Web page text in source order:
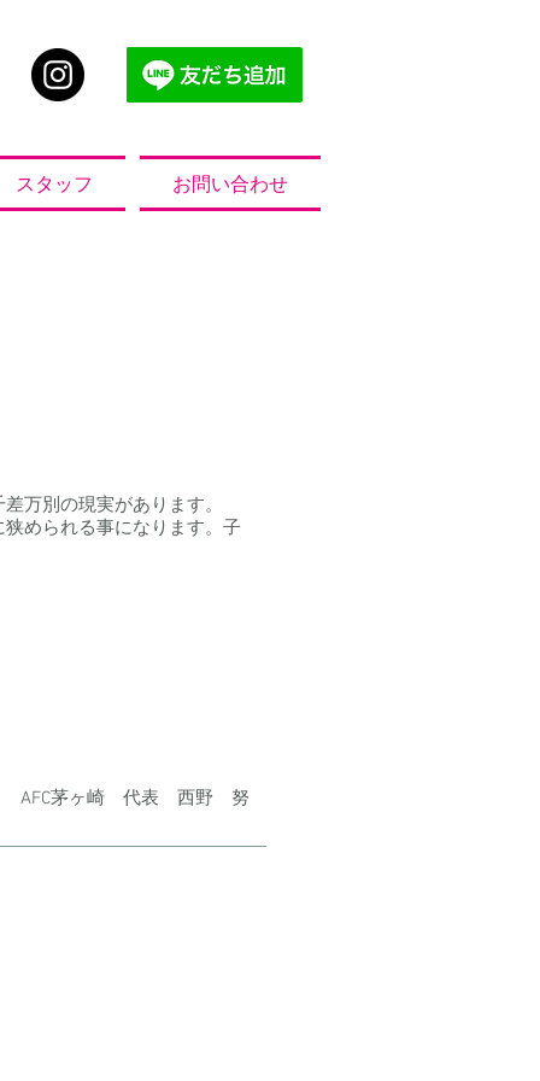
スタッフ お問い合わせ
万別の現実があります。
められる事になります。子
AFC茅ヶ崎 代表 西野 努